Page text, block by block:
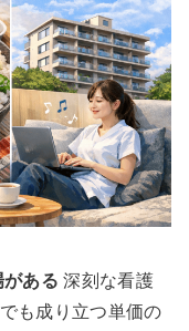
ある 深刻な看護
も成り立つ単価の